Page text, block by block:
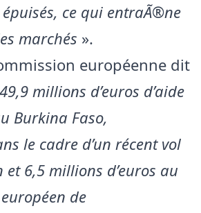
ce qui entraÃ®ne
marchés ».
européenne dit
millions d’euros d’aide
Burkina Faso,
le cadre d’un récent vol
6,5 millions d’euros au
de